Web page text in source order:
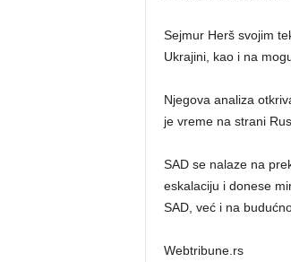
Sejmur Herš svojim
Ukrajini, kao i na
Njegova analiza
je vreme na strani
SAD se nalaze na
eskalaciju i donese
SAD, već i na
Webtribune.rs